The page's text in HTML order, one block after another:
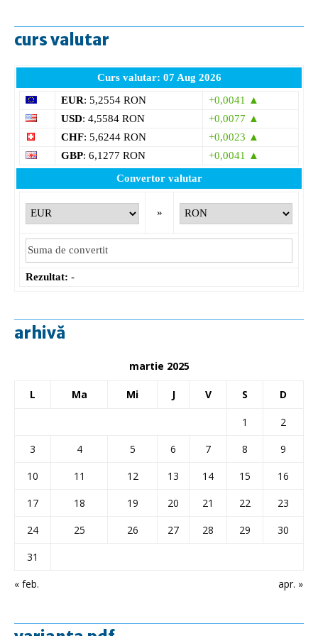
curs valutar
Curs valutar: 07 Aug 2026
EUR: 5,2554 RON
+0,0041 ▲
USD: 4,5584 RON
+0,0077 ▲
CHF: 5,6244 RON
+0,0023 ▲
GBP: 6,1277 RON
+0,0041 ▲
Convertor valutar
»
Rezultat: -
arhivă
martie 2025
L Ma Mi J V S D
« feb. apr. »
1
2
3
4 5 6 7 8
9
10
11 12 13 14 15
16
17
18 19 20 21 22
23
24
25 26 27 28 29
30
31